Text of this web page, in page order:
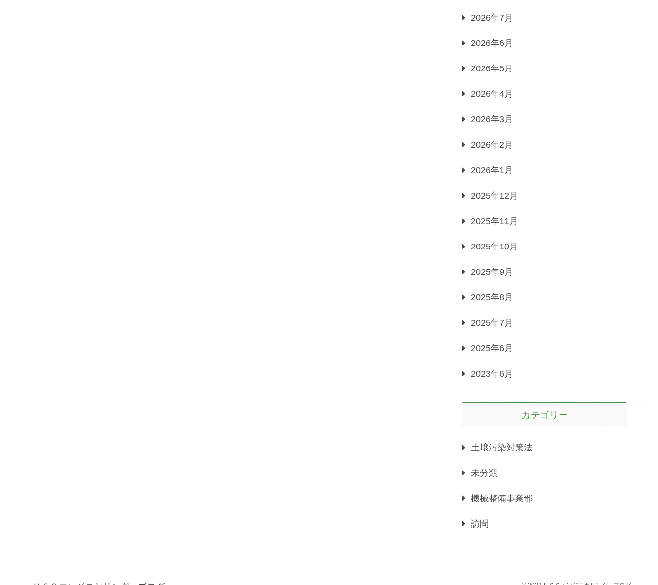
2026年7月
2026年6月
2026年5月
2026年4月
2026年3月
2026年2月
2026年1月
2025年12月
2025年11月
2025年10月
2025年9月
2025年8月
2025年7月
2025年6月
2023年6月
カテゴリー
土壌汚染対策法
未分類
機械整備事業部
訪問